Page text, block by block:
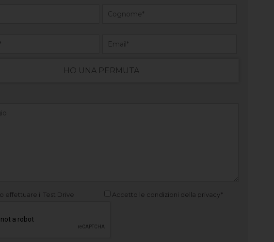
HO UNA PERMUTA
effettuare il Test Drive Accetto le condizioni della privacy*